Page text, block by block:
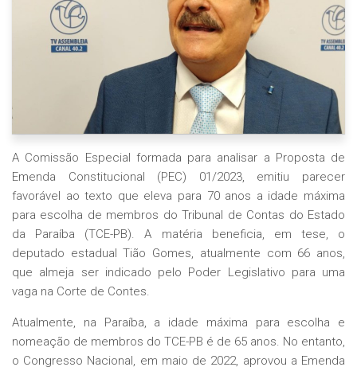
A Comissão Especial formada para analisar a Proposta de
Emenda Constitucional (PEC) 01/2023, emitiu parecer
favorável ao texto que eleva para 70 anos a idade máxima
para escolha de membros do Tribunal de Contas do Estado
da Paraíba (TCE-PB). A matéria beneficia, em tese, o
deputado estadual Tião Gomes, atualmente com 66 anos,
que almeja ser indicado pelo Poder Legislativo para uma
vaga na Corte de Contes.
Atualmente, na Paraíba, a idade máxima para escolha e
nomeação de membros do TCE-PB é de 65 anos. No entanto,
o Congresso Nacional, em maio de 2022, aprovou a Emenda